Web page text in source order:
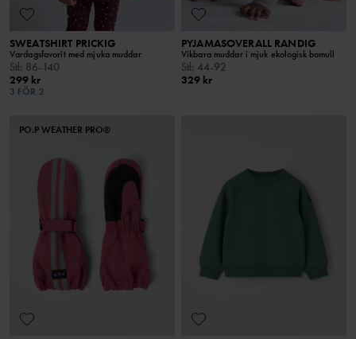
SWEATSHIRT PRICKIG
Vardagsfavorit med mjuka muddar
Stl: 86-140
299 kr
3 FÖR 2
PYJAMASOVERALL RANDIG
Vikbara muddar i mjuk ekologisk bomull
Stl: 44-92
329 kr
PO.P WEATHER PRO®